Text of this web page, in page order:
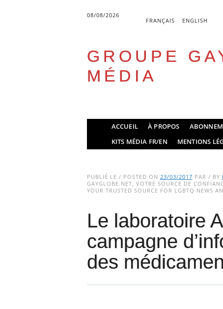
08/08/2026
FRANÇAIS ENGLISH
GROUPE
MÉDIA
Main menu
ACCUEIL À PROPOS
KITS MÉDIA FR/EN
MENTIONS
PUBLIÉ LE / POSTED ON 23/03/2017 PAR / BY
GAYGLOBE.NET, VOTRE SOURCE DE
YOUR TRUSTED SOURCE FOR LGBTQ NEWS
Le laboratoire
campagne
des